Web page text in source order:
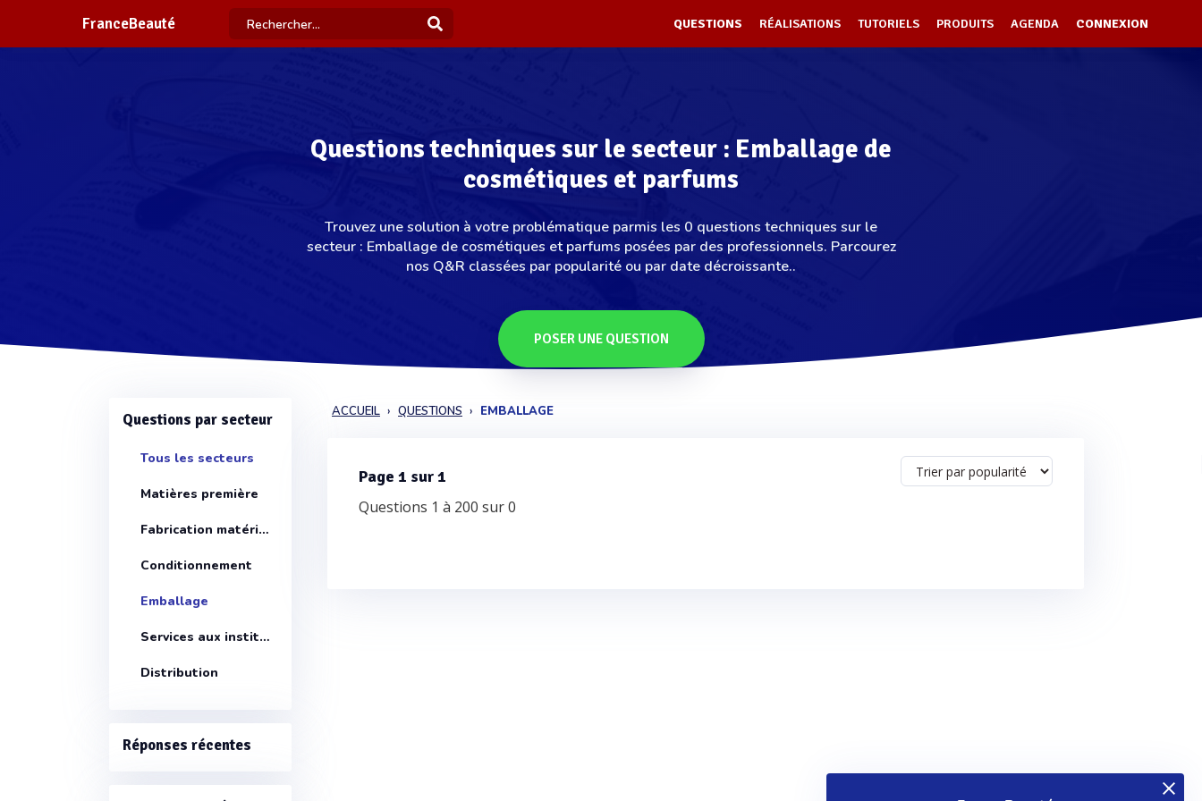
FranceBeauté QUESTIONS RÉALISATIONS TUTORIELS PRODUITS AGENDA CONNEXION
Questions techniques sur le secteur : Emballage de
cosmétiques et parfums
Trouvez une solution à votre problématique parmis les 0 questions techniques sur le
secteur : Emballage de cosmétiques et parfums posées par des professionnels. Parcourez
nos Q&R classées par popularité ou par date décroissante..
POSER UNE QUESTION
Questions par secteur
Tous les secteurs
Matières première
Fabrication matériels
Conditionnement
Emballage
Services aux instituts
Distribution
Réponses récentes
ACCUEIL QUESTIONS EMBALLAGE
Page 1 sur 1
Questions 1 à 200 sur 0